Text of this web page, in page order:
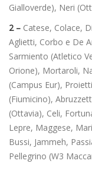
Gialloverde), Neri
2 – Catese, Colace,
Aglietti, Corbo e De
Sarmiento (Atletico
Orione), Mortaroli,
(Campus Eur),
(Fiumicino),
(Ottavia), Celi,
Lepre, Maggese,
Bussi, Jammeh,
Pellegrino (W3